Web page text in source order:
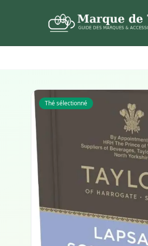
Thé sélectionné